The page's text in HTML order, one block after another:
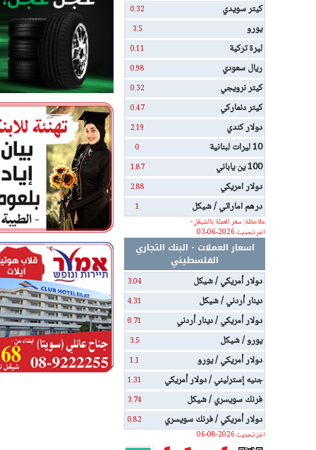
كيتر سويدي 0.32
يورو 3.5
ليرة تركية 0.11
ريال سعودي 0.98
كيتر نرويجي 0.32
كيتر دنماركي 0.47
دولار كندي 2.19
10 ليرات لبنانية 0
100 ين ياباني 1.87
دولار امريكي 2.88
درهم اماراتي / شيكل
1
ملاحظة: سعر العملة بالشيقل -
اخر تحديث 2026-06-03
اسعار العملات - البنك التجاري
الفلسطيني
دولار أمريكي / شيكل
3.04
دينار أردني / شيكل 4.31
دولار أمريكي / دينار أردني 0.71
يورو / شيكل 3.5
دولار أمريكي / يورو 1.1
جنيه إسترليني / دولار أمريكي 1.31
فرنك سويسري / شيكل 3.74
دولار أمريكي / فرنك سويسري
0.82
اخر تحديث 2026-08-06